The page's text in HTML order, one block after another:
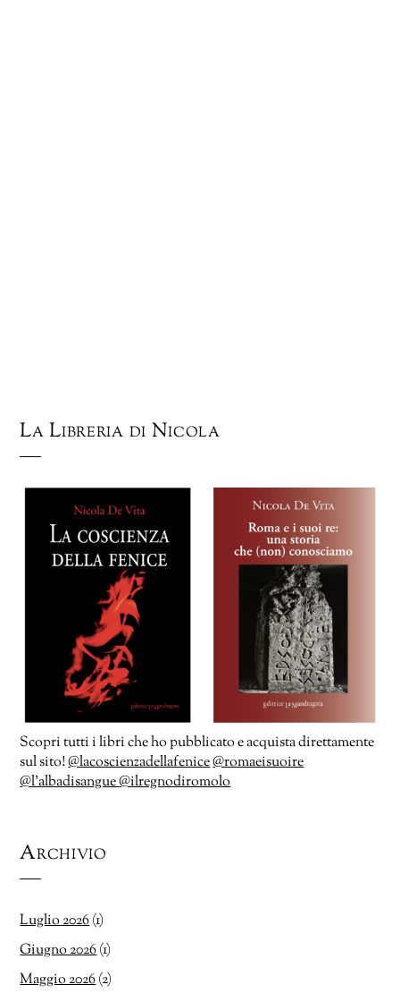
La Libreria di Nicola
Scopri tutti i libri che ho pubblicato e acquista direttamente
sul sito!@lacoscienzadellafenice@romaeisuoire
@l’albadisangue@ilregnodiromolo
Archivio
Luglio 2026(1)
Giugno 2026(1)
Maggio 2026(2)